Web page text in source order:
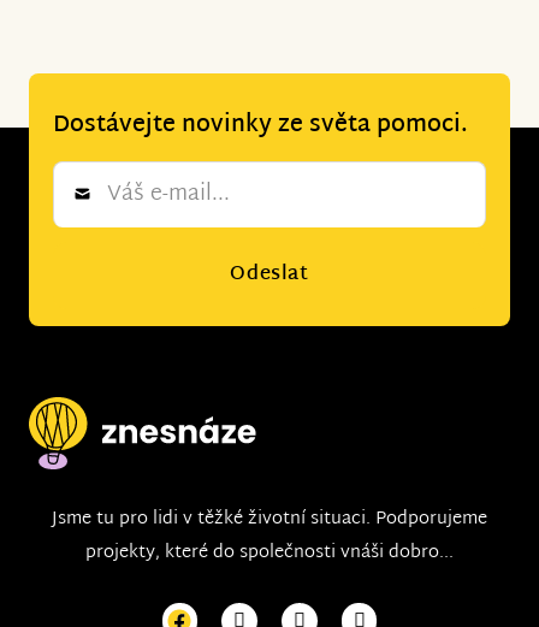
Dostávejte novinky ze světa pomoci.
Newsletter
Odeslat
Jsme tu pro lidi v těžké životní situaci. Podporujeme
projekty, které do společnosti vnáši dobro...